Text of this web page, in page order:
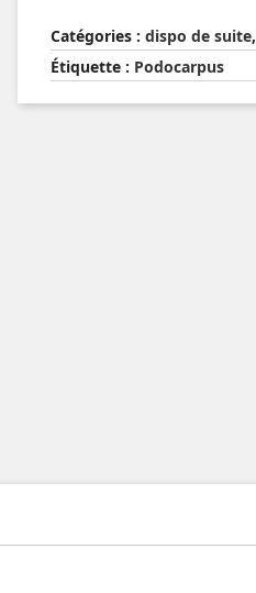
Catégories :dispo de suite,
Étiquette : Podocarpus